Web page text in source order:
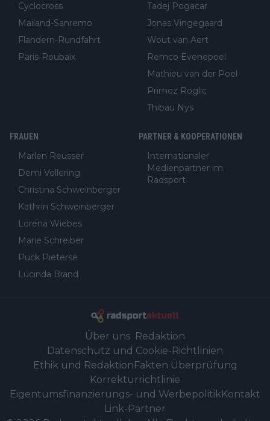
Cyclocross
Mailand-Sanremo
Flandern-Rundfahrt
Paris-Roubaix
Tadej Pogacar
Jonas Vingegaard
Wout van Aert
Remco Evenepoel
Mathieu van der Poel
Primoz Roglic
Thibau Nys
FRAUEN
Marlen Reusser
Demi Vollering
Christina Schweinberger
Kathrin Schweinberger
Lorena Wiebes
Marie Schreiber
Puck Pieterse
Lucinda Brand
PARTNER & KOOPERATIONEN
Internationaler
Medienpartner im
Radsport
Über uns Redaktion
Datenschutz und Cookie-Richtlinien
Ethik und RedaktionFakten Überprüfung
Korrekturrichtlinie
Eigentumsfinanzierungs- und WerbepolitikKontakt
Link-Partner